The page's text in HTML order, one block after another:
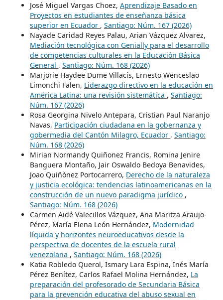
José Miguel Vargas Choez, Aprendizaje Basado en
Proyectos en estudiantes de enseñanza básica
superior en Ecuador , Santiago: Núm. 167 (2026)
Nayade Caridad Reyes Palau, Arian Vázquez Alvarez,
Mediación tecnológica con Genially para el desarrollo
de competencias culturales en la Educación Básica
General , Santiago: Núm. 168 (2026)
Marjorie Haydee Dume Villacís, Ernesto Wenceslao
Limonchi Falen, Liderazgo directivo en la educación en
América Latina: una revisión sistemática , Santiago:
Núm. 167 (2026)
Rosa Georgina Nivelo Antepara, Cristian Paul Naranjo
Navas, Participación ciudadana en la gobernanza y
gobermedia del Cantón Milagro, Ecuador , Santiago:
Núm. 168 (2026)
Mirian Normandy Quiñonez Francis, Romina Jenire
Banguera Montaño, Jair Oswaldo Bedoya Benavides,
Joao Quiñònez Portocarrero, Derecho de la naturaleza
y justicia ecológica: tendencias latinoamericanas en la
construcción de un nuevo paradigma jurídico ,
Santiago: Núm. 168 (2026)
Carmen Aidé Valecillos Vázquez, Ana Maritza Araujo-
Pérez, María Elena León Hernández, Modernidad
líquida y horizontes neuroeducativos desde la
perspectiva de docentes de la escuela rural
venezolana , Santiago: Núm. 168 (2026)
Katia Robledo Querol, Ismary Lara Espina, Inés María
Pérez Benítez, Carlos Rafael Molina Hernández, La
preparación del profesorado de Secundaria Básica
para la prevención educativa del abuso sexual en